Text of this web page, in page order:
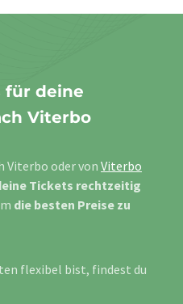
für deine
Viterbo
Viterbo oder von Viterbo
Tickets rechtzeitig
die besten Preise zu
flexibel bist, findest du